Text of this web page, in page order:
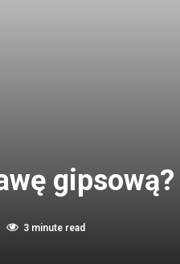
gipsową?
3 minute read